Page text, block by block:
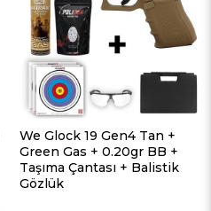
We Glock 19 Gen4 Tan +
Green Gas + 0.20gr BB +
Taşıma Çantası + Balistik
Gözlük